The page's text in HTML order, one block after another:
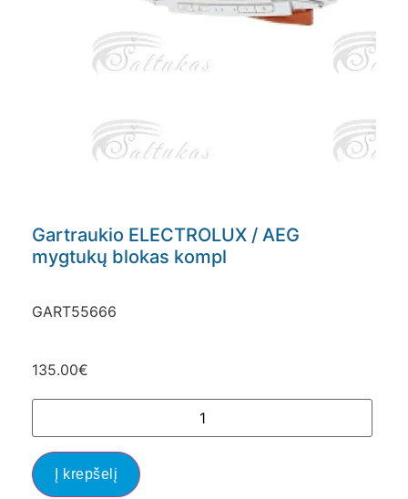
Gartraukio ELECTROLUX / AEG
mygtukų blokas kompl
GART55666
135.00€
Į krepšelį